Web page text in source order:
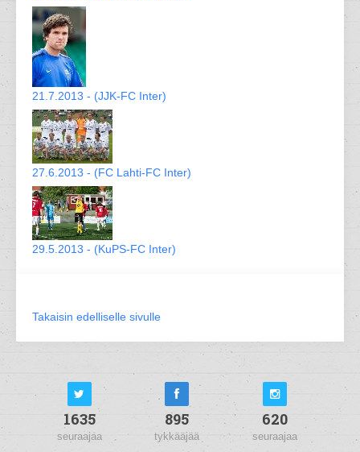
21.7.2013 - (JJK-FC Inter)
27.6.2013 - (FC Lahti-FC Inter)
29.5.2013 - (KuPS-FC Inter)
Takaisin edelliselle sivulle
1635
seuraajaa
895
tykkääjää
620
seuraajaa